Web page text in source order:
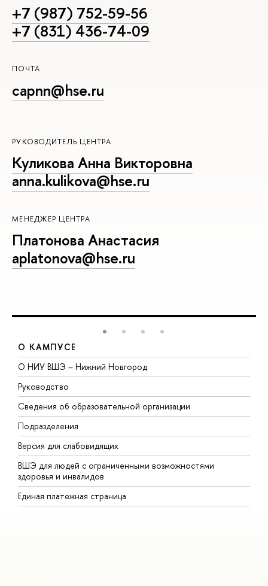
+7 (987) 752-59-56
+7 (831) 436-74-09
ПОЧТА
capnn@hse.ru
РУКОВОДИТЕЛЬ ЦЕНТРА
Куликова Анна Викторовна
anna.kulikova@hse.ru
МЕНЕДЖЕР ЦЕНТРА
Платонова Анастасия
aplatonova@hse.ru
О КАМПУСЕ
О НИУ ВШЭ – Нижний Новгород
Руководство
Сведения об образовательной организации
Подразделения
Версия для слабовидящих
ВШЭ для людей с ограниченными возможностями
здоровья и инвалидов
Единая платежная страница